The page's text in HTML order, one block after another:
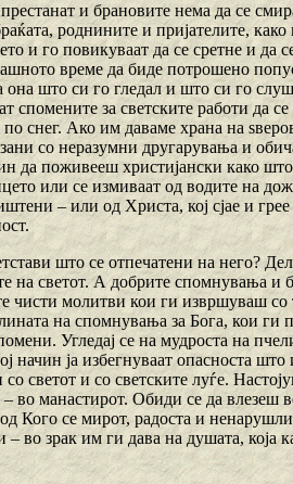
и брановите нема да се
роднините и пријателите, како
и го повикуваат да се сретне и да
време да биде потрошено
она што си го гледал и што си го
за светските работи да се
снег. Ако им даваме храна на
со неразумни другарувања и
да поживееш христијански како
или се измиваат од водите на
– или од Христа, кој сјае и
што се отпечатени на него?
на светот. А добрите спомнувања и
чисти молитви кои ги извршуваш
на спомнувања за Бога, кои ги
Угледај се на мудроста на
начин ја избегнуваат опасноста што
светот и со светските луѓе.
во манастирот. Обиди се да влезеш
Кого се мирот, радоста и
во зрак им ги дава на душата, која